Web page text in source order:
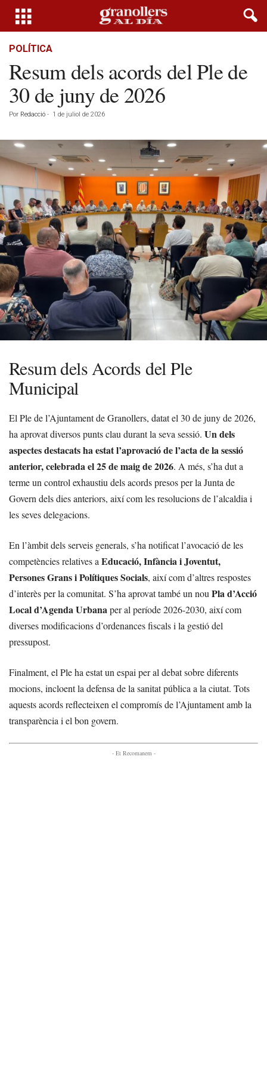
POLÍTICA
Resum dels acords del Ple de
30 de juny de 2026
Por Redacció - 1 de juliol de 2026
Resum dels Acords del Ple
Municipal
El Ple de l’Ajuntament de Granollers, datat el 30 de juny de 2026,
ha aprovat diversos punts clau durant la seva sessió. Un dels
aspectes destacats ha estat l’aprovació de l’acta de la sessió
anterior, celebrada el 25 de maig de 2026. A més, s’ha dut a
terme un control exhaustiu dels acords presos per la Junta de
Govern dels dies anteriors, així com les resolucions de l’alcaldia i
les seves delegacions.
En l’àmbit dels serveis generals, s’ha notificat l’avocació de les
competències relatives a Educació, Infància i Joventut,
Persones Grans i Polítiques Socials, així com d’altres respostes
d’interès per la comunitat. S’ha aprovat també un nou Pla d’Acció
Local d’Agenda Urbanaper al període 2026-2030, així com
diverses modificacions d’ordenances fiscals i la gestió del
pressupost.
Finalment, el Ple ha estat un espai per al debat sobre diferents
mocions, incloent la defensa de la sanitat pública a la ciutat. Tots
aquests acords reflecteixen el compromís de l’Ajuntament amb la
transparència i el bon govern.
- Et Recomanem -